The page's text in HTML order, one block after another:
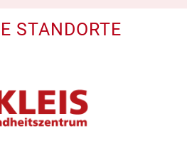
STANDORTE